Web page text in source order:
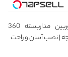
دوربین مداربسته 360
| نصب آسان و راحت